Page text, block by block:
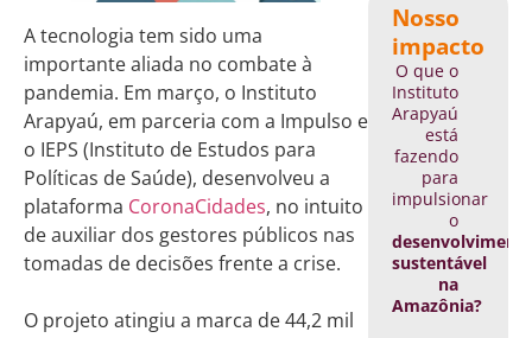
Nosso
impacto
O que o
Instituto
Arapyaú
está
fazendo
para
impulsionar
o
sustentável
na
Amazônia?
A tecnologia tem sido uma
importante aliada no combate à
pandemia. Em março, o Instituto
Arapyaú, em parceria com a Impulso e
o IEPS (Instituto de Estudos para
Políticas de Saúde), desenvolveu a
plataforma CoronaCidades, no intuito
de auxiliar dos gestores públicos nas
tomadas de decisões frente a crise.
O projeto atingiu a marca de 44,2 mil